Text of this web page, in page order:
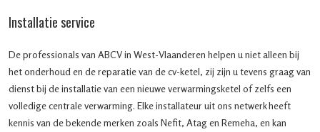
Installatie service
De professionals van ABCV in West-Vlaanderen helpen u niet alleen bij
het onderhoud en de reparatie van de cv-ketel, zij zijn u tevens graag van
dienst bij de installatie van een nieuwe verwarmingsketel of zelfs een
volledige centrale verwarming. Elke installateur uit ons netwerk heeft
kennis van de bekende merken zoals Nefit, Atag en Remeha, en kan